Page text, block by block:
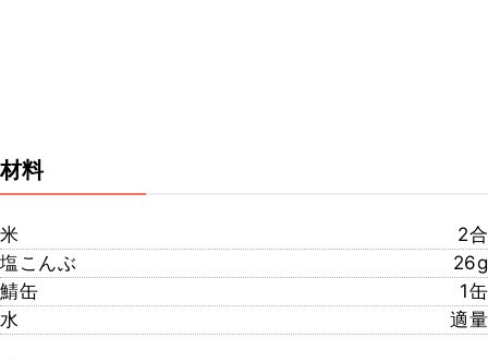
材料
米
2合
塩こんぶ
26g
鯖缶
1缶
水
適量